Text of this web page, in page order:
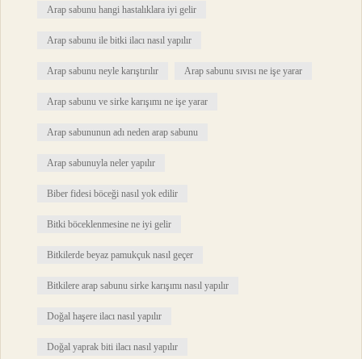
Arap sabunu hangi hastalıklara iyi gelir
Arap sabunu ile bitki ilacı nasıl yapılır
Arap sabunu neyle karıştırılır Arap sabunu sıvısı ne işe yarar
Arap sabunu ve sirke karışımı ne işe yarar
Arap sabununun adı neden arap sabunu
Arap sabunuyla neler yapılır
Biber fidesi böceği nasıl yok edilir
Bitki böceklenmesine ne iyi gelir
Bitkilerde beyaz pamukçuk nasıl geçer
Bitkilere arap sabunu sirke karışımı nasıl yapılır
Doğal haşere ilacı nasıl yapılır
Doğal yaprak biti ilacı nasıl yapılır